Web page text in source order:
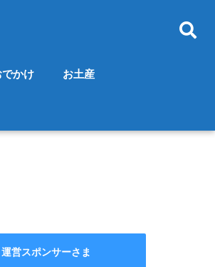
でかけ お土産
営スポンサーさま